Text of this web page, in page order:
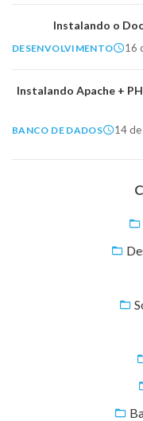
Instalando o
DESENVOLVIMENTO 16
Instalando Apache +
BANCO DE DADOS 14